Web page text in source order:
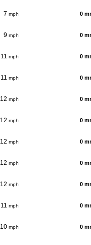
7 mph 0
9 mph 0
11 mph 0
11 mph 0
12 mph 0
12 mph 0
12 mph 0
12 mph 0
12 mph 0
11 mph 0
10 mph 0